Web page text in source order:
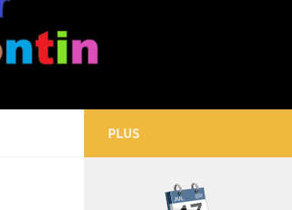
PLUS